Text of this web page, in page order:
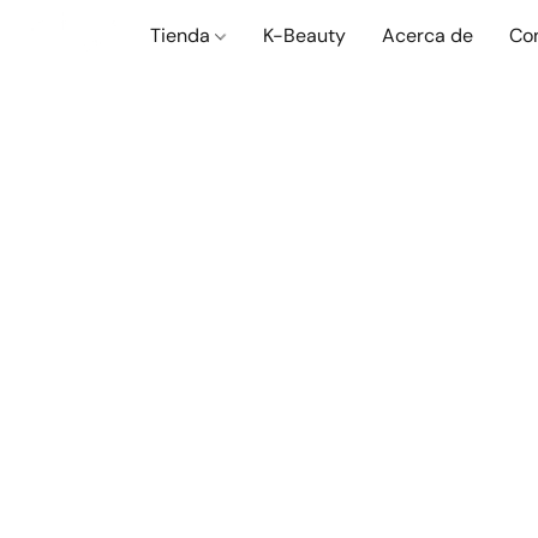
Tienda K-Beauty Acerca de